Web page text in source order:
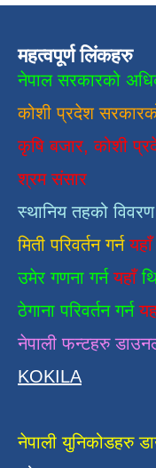
महत्वपूर्ण लिंकहरु
नेपाल सरकारको
कोशी प्रदेश
कृषि बजार, कोशी
श्रम संसार
स्थानिय तहको विवरण
मिती परिवर्तन गर्न यहाँ
उमेर गणना गर्नयहाँ
ठेगाना परिवर्तन गर्न
नेपाली फन्टहरु
KOKILA
नेपाली युनिकोडहरु